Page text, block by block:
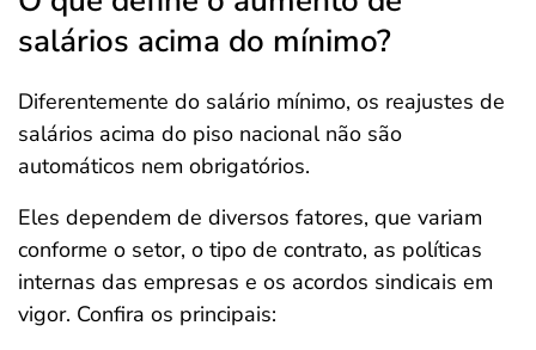
salários acima do mínimo?
Diferentemente do salário mínimo, os reajustes de
salários acima do piso nacional não são
automáticos nem obrigatórios.
Eles dependem de diversos fatores, que variam
conforme o setor, o tipo de contrato, as políticas
internas das empresas e os acordos sindicais em
vigor. Confira os principais: